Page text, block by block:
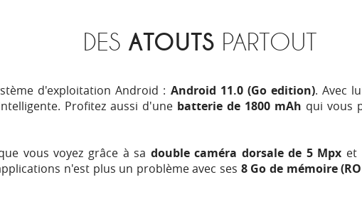
DES ATOUTSPARTOUT
d'exploitation Android : Android 11.0 (Go edition). Avec
Profitez aussi d'une batterie de 1800 mAh qui vous
vous voyez grâce à sa doublecaméra dorsale de 5 Mpx et
n'est plus un problème avec ses 8 Go de mémoire